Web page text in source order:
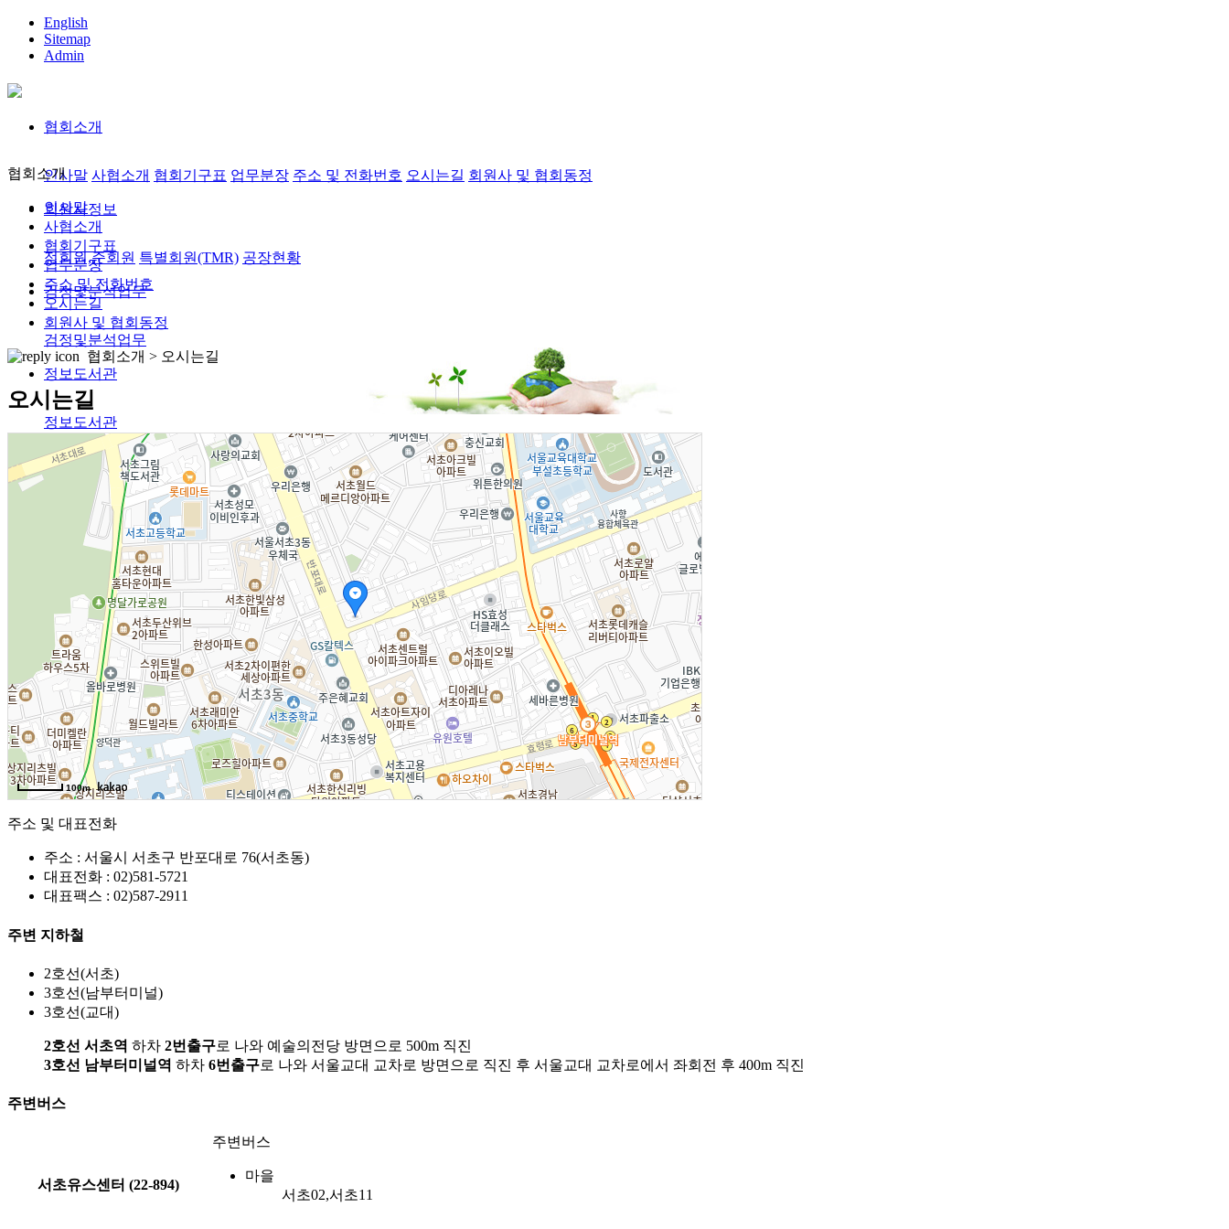
English
Sitemap
Admin
협회소개
인사말 사협소개 협회기구표 업무분장 주소 및 전화번호 오시는길 회원사 및 협회동정
회원사정보
정회원,준회원 특별회원(TMR) 공장현황
검정및분석업무
검정및분석업무
정보도서관
정보도서관
알림광장
알림사항 FAQ 인사채용/입찰공고 사협게시판 영상자료실 관련단체및기관
Magazine
격월간사료
협회소개
인사말
사협소개
협회기구표
업무분장
주소 및 전화번호
오시는길
회원사 및 협회동정
협회소개 > 오시는길
오시는길
100m
주소 및 대표전화
주소 : 서울시 서초구 반포대로 76(서초동)
대표전화 : 02)581-5721
대표팩스 : 02)587-2911
주변 지하철
2호선(서초)
3호선(남부터미널)
3호선(교대)
2호선 서초역 하차 2번출구로 나와 예술의전당 방면으로 500m 직진
3호선 남부터미널역 하차 6번출구로 나와 서울교대 교차로 방면으로 직진 후 서울교대 교차로에서 좌회전 후 400m 직진
주변버스
주변버스
서초유스센터 (22-894)
마을
서초02,서초11